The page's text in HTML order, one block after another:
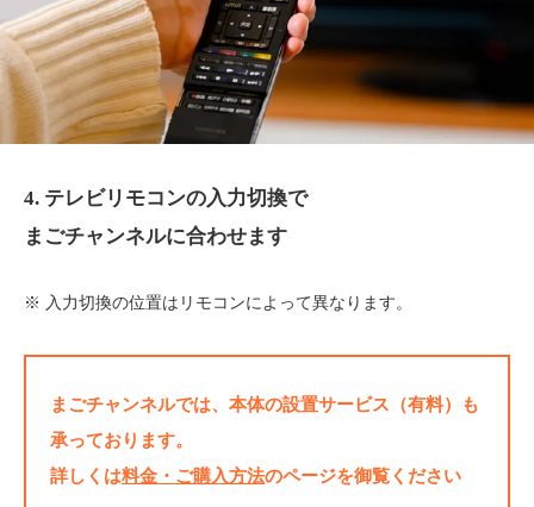
4. テレビリモコンの入力切換で
まごチャンネルに合わせます
※ 入力切換の位置はリモコンによって異なります。
まごチャンネルでは、本体の設置サービス（有料）も
承っております。
詳しくは料金・ご購入方法のページを御覧ください